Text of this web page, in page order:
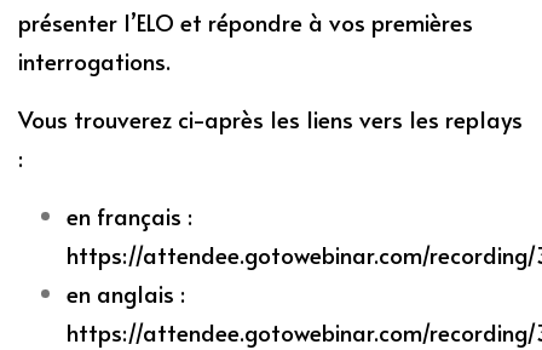
présenter l’ELO et répondre à vos premières
interrogations.
Vous trouverez ci-après les liens vers les replays
:
en français :
https://attendee.gotowebinar.com/
en anglais :
https://attendee.gotowebinar.com/